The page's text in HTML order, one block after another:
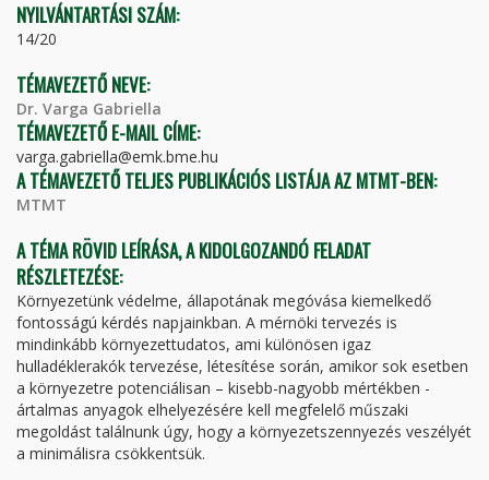
NYILVÁNTARTÁSI SZÁM:
14/20
TÉMAVEZETŐ NEVE:
Dr. Varga Gabriella
TÉMAVEZETŐ E-MAIL CÍME:
varga.gabriella@emk.bme.hu
A TÉMAVEZETŐ TELJES PUBLIKÁCIÓS LISTÁJA AZ MTMT-BEN:
MTMT
A TÉMA RÖVID LEÍRÁSA, A KIDOLGOZANDÓ FELADAT
RÉSZLETEZÉSE:
Környezetünk védelme, állapotának megóvása kiemelkedő
fontosságú kérdés napjainkban. A mérnöki tervezés is
mindinkább környezettudatos, ami különösen igaz
hulladéklerakók tervezése, létesítése során, amikor sok esetben
a környezetre potenciálisan – kisebb-nagyobb mértékben -
ártalmas anyagok elhelyezésére kell megfelelő műszaki
megoldást találnunk úgy, hogy a környezetszennyezés veszélyét
a minimálisra csökkentsük.